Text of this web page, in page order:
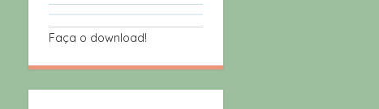
Faça o download!